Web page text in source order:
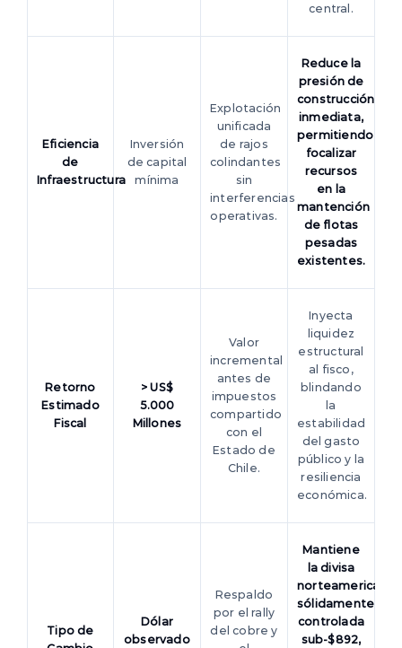
central.
Eficiencia
de
Infraestructura
Inversión
de capital
mínima
Explotación
unificada
de rajos
colindantes
sin
interferencias
operativas.
Reduce la
presión de
construcción
inmediata,
permitiendo
focalizar
recursos
en la
mantención
de flotas
pesadas
existentes.
Retorno
Estimado
Fiscal
> US$
5.000
Millones
Valor
incremental
antes de
impuestos
compartido
con el
Estado de
Chile.
Inyecta
liquidez
estructural
al fisco,
blindando
la
estabilidad
del gasto
público y la
resiliencia
económica.
Tipo de
Dólar
observado
Respaldo
por el rally
del cobre y
Mantiene
la divisa
norteamericana
sólidamente
controlada
sub-$892,